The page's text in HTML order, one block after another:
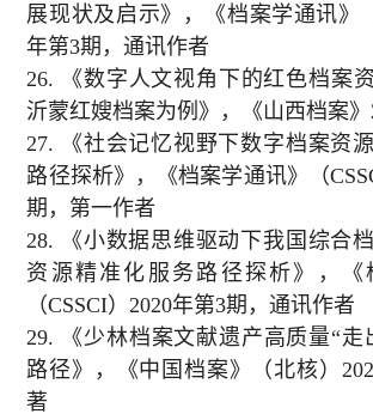
展现状及启示》，《档案学通讯》
年第3期，通讯作者
26.
《数字人文视角下的红色档
沂蒙红嫂档案为例》，《山西档案》
27.
《社会记忆视野下数字档案资
路径探析》，《档案学通讯》（
期，第一作者
28.
《小数据思维驱动下我国综合
资源精准化服务路径探析》，《
（CSSCI） 2020年第3期，通讯作者
29.
《少林档案文献遗产高质量“走
路径》，《中国档案》（北核）
著